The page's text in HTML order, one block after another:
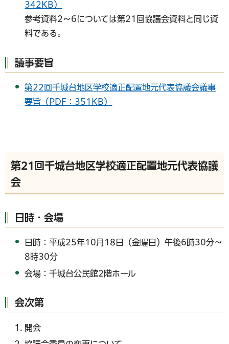
342KB）
参考資料2～6については第21回協議会資料と同じ資
料である。
議事要旨
第22回千城台地区学校適正配置地元代表協議会議事
要旨（PDF：351KB）
第21回千城台地区学校適正配置地元代表協議
会
日時・会場
日時：平成25年10月18日（金曜日）午後6時30分～
8時30分
会場：千城台公民館2階ホール
会次第
開会